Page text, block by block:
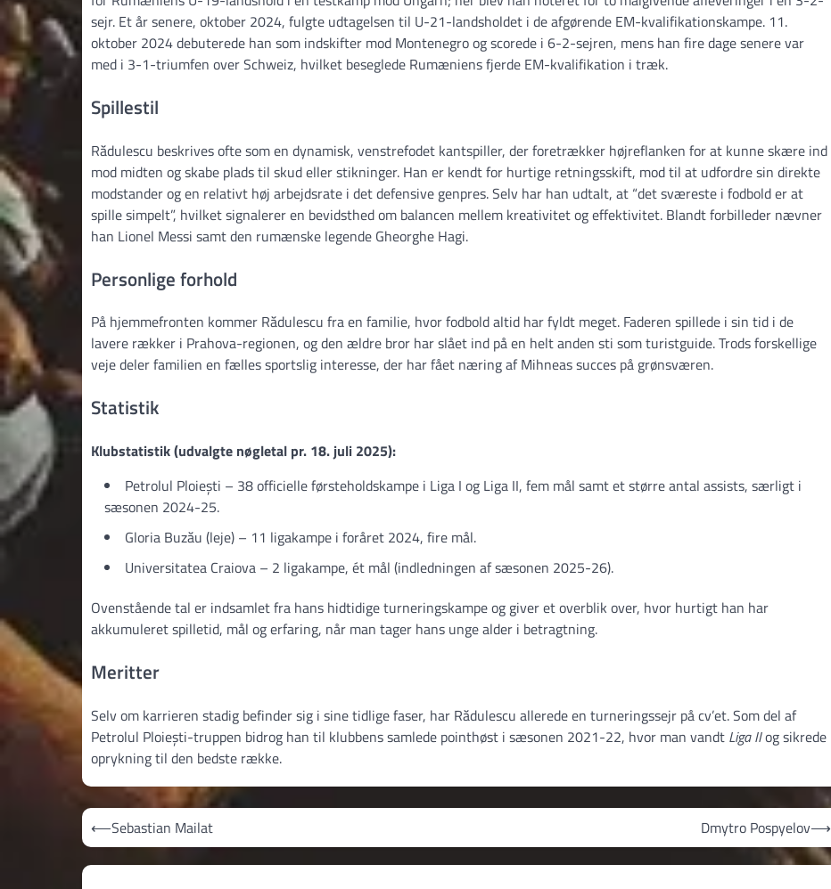
sejr. Et år senere, oktober 2024, fulgte udtagelsen til U-21-landsholdet i de afgørende EM-kvalifikationskampe. 11.
oktober 2024 debuterede han som indskifter mod Montenegro og scorede i 6-2-sejren, mens han fire dage senere var
med i 3-1-triumfen over Schweiz, hvilket beseglede Rumæniens fjerde EM-kvalifikation i træk.
Spillestil
Rădulescu beskrives ofte som en dynamisk, venstrefodet kantspiller, der foretrækker højreflanken for at kunne skære ind
mod midten og skabe plads til skud eller stikninger. Han er kendt for hurtige retningsskift, mod til at udfordre sin direkte
modstander og en relativt høj arbejdsrate i det defensive genpres. Selv har han udtalt, at “det sværeste i fodbold er at
spille simpelt”, hvilket signalerer en bevidsthed om balancen mellem kreativitet og effektivitet. Blandt forbilleder nævner
han Lionel Messi samt den rumænske legende Gheorghe Hagi.
Personlige forhold
På hjemmefronten kommer Rădulescu fra en familie, hvor fodbold altid har fyldt meget. Faderen spillede i sin tid i de
lavere rækker i Prahova-regionen, og den ældre bror har slået ind på en helt anden sti som turistguide. Trods forskellige
veje deler familien en fælles sportslig interesse, der har fået næring af Mihneas succes på grønsværen.
Statistik
Klubstatistik (udvalgte nøgletal pr. 18. juli 2025):
Petrolul Ploiești – 38 officielle førsteholdskampe i Liga I og Liga II, fem mål samt et større antal assists, særligt i
sæsonen 2024-25.
Gloria Buzău (leje) – 11 ligakampe i foråret 2024, fire mål.
Universitatea Craiova – 2 ligakampe, ét mål (indledningen af sæsonen 2025-26).
Ovenstående tal er indsamlet fra hans hidtidige turneringskampe og giver et overblik over, hvor hurtigt han har
akkumuleret spilletid, mål og erfaring, når man tager hans unge alder i betragtning.
Meritter
Selv om karrieren stadig befinder sig i sine tidlige faser, har Rădulescu allerede en turneringssejr på cv’et. Som del af
Petrolul Ploiești-truppen bidrog han til klubbens samlede pointhøst i sæsonen 2021-22, hvor man vandt Liga IIog sikrede
oprykning til den bedste række.
Indlægsnavigation
⟵Sebastian Mailat Dmytro Pospyelov⟶